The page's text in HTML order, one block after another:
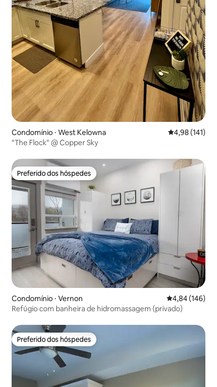
Condomínio ⋅ West Kelowna 4,98 de uma
4,98 (141)
"The Flock" @ Copper Sky
Preferido dos hóspedes
Preferido dos hóspedes
Condomínio ⋅ Vernon 4,84 de uma
4,84 (146)
Refúgio com banheira de hidromassagem (privado)
Preferido dos hóspedes
Preferido dos hóspedes